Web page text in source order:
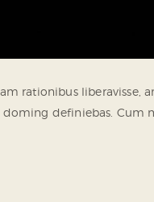
rationibus liberavisse,
definiebas. Cum